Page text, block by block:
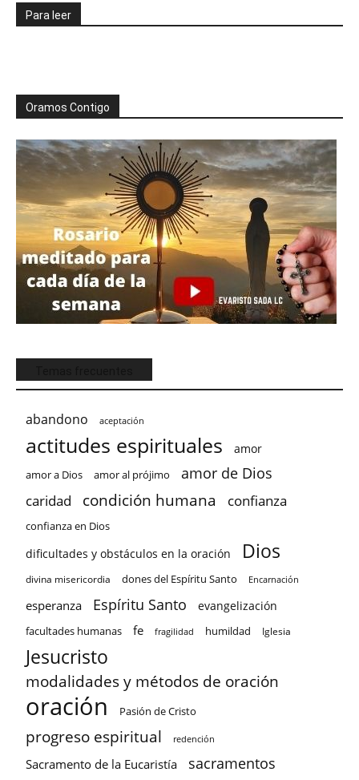
Para leer
Oramos Contigo
abandono aceptación
actitudes espirituales amor
amor a Dios amor al prójimo amor de Dios
caridad condición humana confianza
confianza en Dios
dificultades y obstáculos en la oración Dios
divina misericordia dones del Espíritu Santo Encarnación
esperanza Espíritu Santo evangelización
facultades humanas fe fragilidad humildad Iglesia
Jesucristo
modalidades y métodos de oración
oración Pasión de Cristo
progreso espiritual redención
Sacramento de la Eucaristía sacramentos